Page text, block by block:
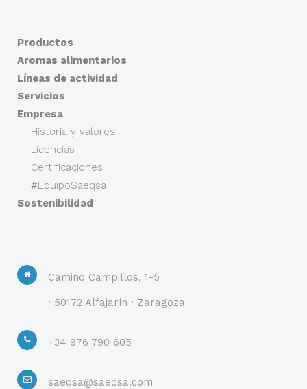
Productos
Aromas alimentarios
Líneas de actividad
Servicios
Empresa
Historia y valores
Licencias
Certificaciones
#EquipoSaeqsa
Sostenibilidad
Camino Campillos, 1-5
· 50172 Alfajarín · Zaragoza
+34 976 790 605
saeqsa@saeqsa.com